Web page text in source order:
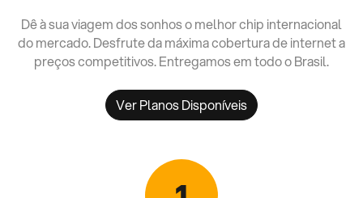
Dê à sua viagem dos sonhos o melhor chip internacional
do mercado. Desfrute da máxima cobertura de internet a
preços competitivos. Entregamos em todo o Brasil.
Ver Planos Disponíveis